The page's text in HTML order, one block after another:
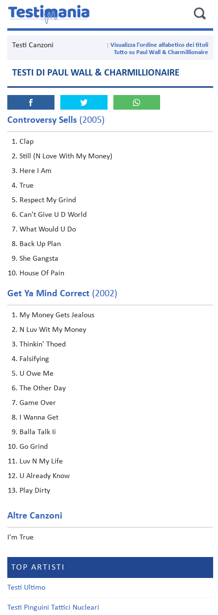
Testi Canzoni
Visualizza l'ordine alfabetico dei titoli
Tutto su Paul Wall & Charmillionaire
TESTI DI PAUL WALL & CHARMILLIONAIRE
Controversy Sells (2005)
Clap
Still (N Love With My Money)
Here I Am
True
Respect My Grind
Can't Give U D World
What Would U Do
Back Up Plan
She Gangsta
House Of Pain
Get Ya Mind Correct (2002)
My Money Gets Jealous
N Luv Wit My Money
Thinkin' Thoed
Falsifying
U Owe Me
The Other Day
Game Over
I Wanna Get
Balla Talk Ii
Go Grind
Luv N My Life
U Already Know
Play Dirty
Altre Canzoni
I'm True
TOP ARTISTI
Testi Ultimo
Testi Pinguini Tattici Nucleari